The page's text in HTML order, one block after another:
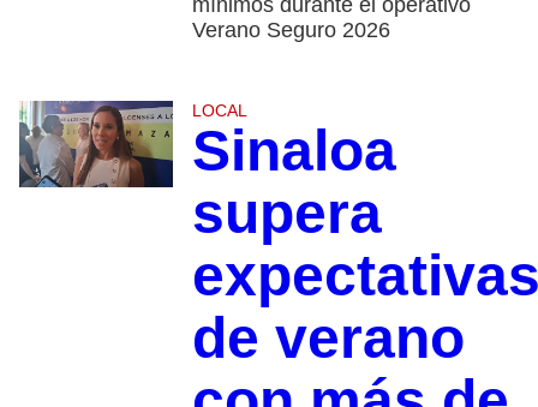
mínimos durante el operativo
Verano Seguro 2026
LOCAL
Sinaloa
supera
de verano